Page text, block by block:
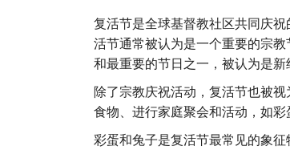
复活节是全球基督教社区共同庆
活节通常被认为是一个重要的宗
和最重要的节日之一，被认为是新
除了宗教庆祝活动，复活节也被
食物、进行家庭聚会和活动，如
彩蛋和兔子是复活节最常见的象